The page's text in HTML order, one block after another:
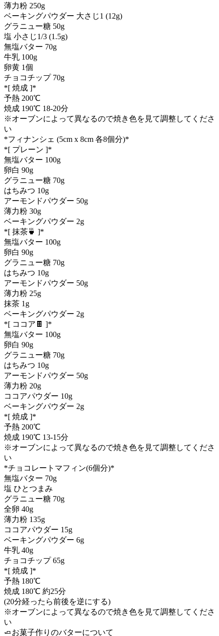
薄力粉 250g
ベーキングパウダー 大さじ1 (12g)
グラニュー糖 50g
塩 小さじ1/3 (1.5g)
無塩バター 70g
牛乳 100g
卵黄 1個
チョコチップ 70g
*[ 焼成 ]*
予熱 200℃
焼成 190℃ 18-20分
※オーブンによって異なるので焼き色を見て調整してくださ
い
*フィナンシェ (5cm x 8cm 各8個分)*
*[ プレーン ]*
無塩バター 100g
卵白 90g
グラニュー糖 70g
はちみつ 10g
アーモンドパウダー 50g
薄力粉 30g
ベーキングパウダー 2g
*[ 抹茶🍵 ]*
無塩バター 100g
卵白 90g
グラニュー糖 70g
はちみつ 10g
アーモンドパウダー 50g
薄力粉 25g
抹茶 1g
ベーキングパウダー 2g
*[ ココア🍫 ]*
無塩バター 100g
卵白 90g
グラニュー糖 70g
はちみつ 10g
アーモンドパウダー 50g
薄力粉 20g
ココアパウダー 10g
ベーキングパウダー 2g
*[ 焼成 ]*
予熱 200℃
焼成 190℃ 13-15分
※オーブンによって異なるので焼き色を見て調整してくださ
い
*チョコレートマフィン(6個分)*
無塩バター 70g
塩 ひとつまみ
グラニュー糖 70g
全卵 40g
薄力粉 135g
ココアパウダー 15g
ベーキングパウダー 6g
牛乳 40g
チョコチップ 65g
*[ 焼成 ]*
予熱 180℃
焼成 180℃ 約25分
(20分経ったら前後を逆にする)
※オーブンによって異なるので焼き色を見て調整してくださ
い
🧈お菓子作りのバターについて